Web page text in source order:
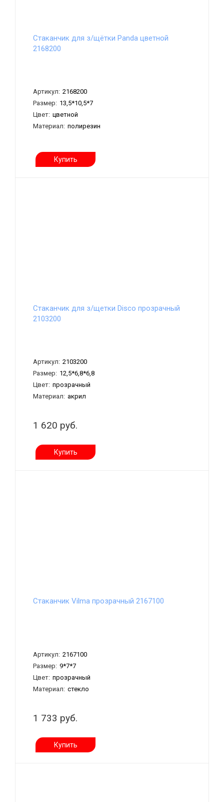
Стаканчик для з/щётки Panda цветной
2168200
Артикул: 2168200
Размер: 13,5*10,5*7
Цвет: цветной
Материал: полирезин
Купить
Стаканчик для з/щетки Disco прозрачный
2103200
Артикул: 2103200
Размер: 12,5*6,8*6,8
Цвет: прозрачный
Материал: акрил
1 620 руб.
Купить
Стаканчик Vilma прозрачный 2167100
Артикул: 2167100
Размер: 9*7*7
Цвет: прозрачный
Материал: стекло
1 733 руб.
Купить